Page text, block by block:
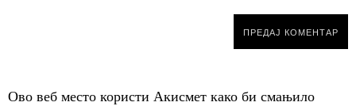
Ово веб место користи Акисмет како би смањило